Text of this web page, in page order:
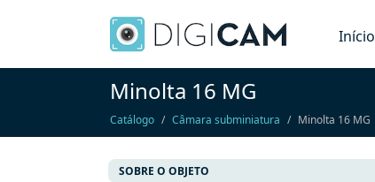
Início
Minolta 16 MG
Catálogo Câmara subminiatura Minolta 16 MG
SOBRE O OBJETO